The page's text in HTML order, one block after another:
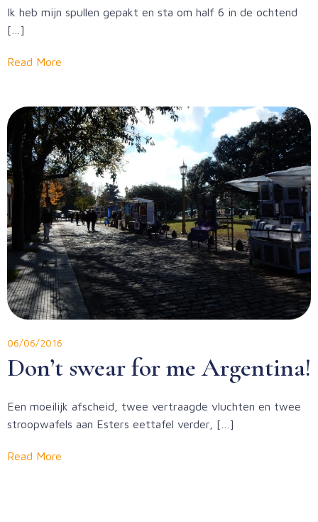
Ik heb mijn spullen gepakt en sta om half 6 in de ochtend
[…]
Read More
06/06/2016
Don’t swear for me Argentina!
Een moeilijk afscheid, twee vertraagde vluchten en twee
stroopwafels aan Esters eettafel verder, […]
Read More